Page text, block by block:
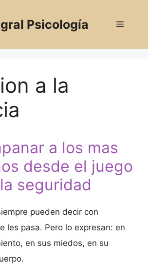
Psicología Menú
a la
a los mas
desde el juego
seguridad
pueden decir con
les pasa. Pero lo expresan: en
en sus miedos, en su